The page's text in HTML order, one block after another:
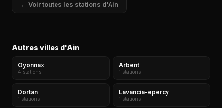
← Voir toutes les stations d'Ain
Autres villes d'Ain
Oyonnax
4 stations
Arbent
1 stations
Dortan
1 stations
Lavancia-epercy
1 stations